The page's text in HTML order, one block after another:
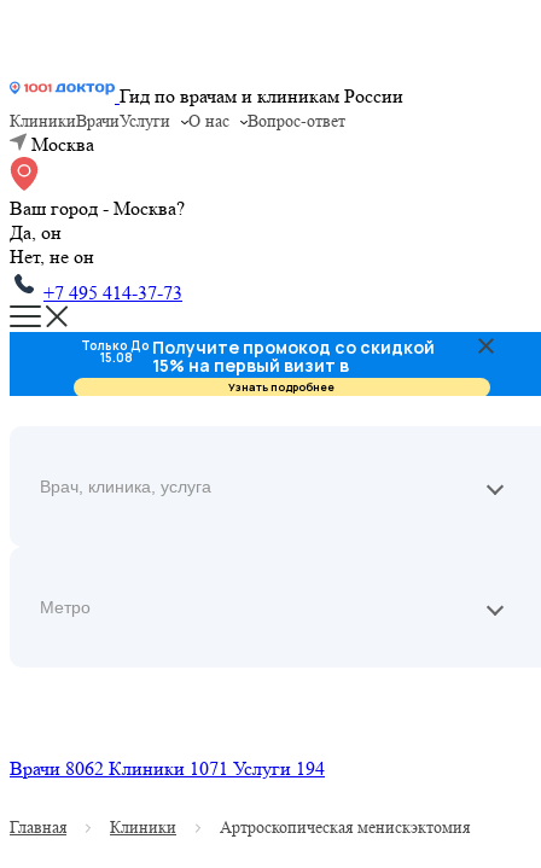
Гид по врачам и клиникам России
КлиникиВрачиУслуги О нас Вопрос-ответ
Москва
Ваш город - Москва?
Да, он
Нет, не он
+7 495 414-37-73
Врачи 8062 Клиники 1071 Услуги 194
Главная Клиники Артроскопическая менискэктомия
Только До
15.08 Получите промокод со скидкой
15% на первый визит в
стоматологию
Узнать подробнее